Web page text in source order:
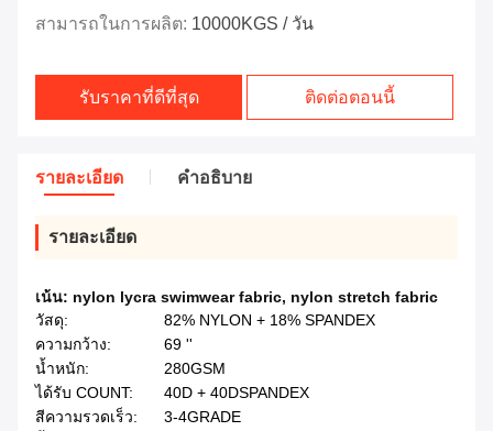
สามารถในการผลิต: 10000KGS / วัน
รับราคาที่ดีที่สุด ติดต่อตอนนี้
รายละเอียด คําอธิบาย
รายละเอียด
เน้น: nylon lycra swimwear fabric, nylon stretch fabric
วัสดุ:
82% NYLON + 18% SPANDEX
ความกว้าง:
69 ''
น้ำหนัก:
280GSM
ได้รับ COUNT:
40D + 40DSPANDEX
สีความรวดเร็ว:
3-4GRADE